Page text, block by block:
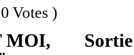
Votes )
Sortie